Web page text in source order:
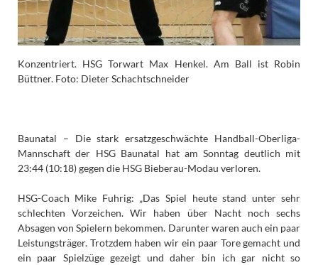
Konzentriert. HSG Torwart Max Henkel. Am Ball ist Robin
Büttner. Foto: Dieter Schachtschneider
Baunatal – Die stark ersatzgeschwächte Handball-Oberliga-
Mannschaft der HSG Baunatal hat am Sonntag deutlich mit
23:44 (10:18) gegen die HSG Bieberau-Modau verloren.
HSG-Coach Mike Fuhrig: „Das Spiel heute stand unter sehr
schlechten Vorzeichen. Wir haben über Nacht noch sechs
Absagen von Spielern bekommen. Darunter waren auch ein paar
Leistungsträger. Trotzdem haben wir ein paar Tore gemacht und
ein paar Spielzüge gezeigt und daher bin ich gar nicht so